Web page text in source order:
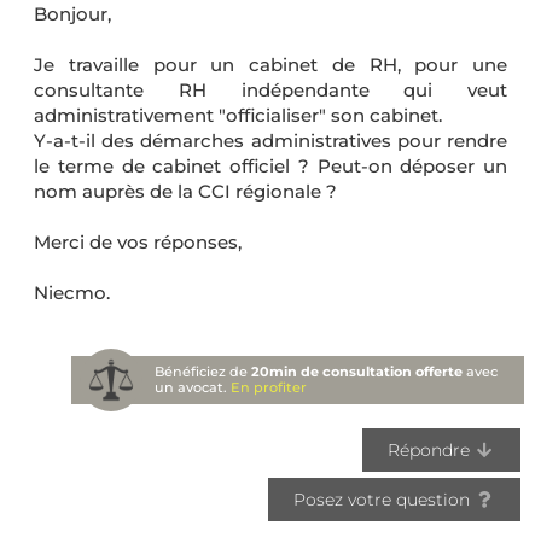
Bonjour,
Je travaille pour un cabinet de RH, pour une
consultante RH indépendante qui veut
administrativement "officialiser" son cabinet.
Y-a-t-il des démarches administratives pour rendre
le terme de cabinet officiel ? Peut-on déposer un
nom auprès de la CCI régionale ?
Merci de vos réponses,
Niecmo.
Bénéficiez de20min de consultation offerte avec
un avocat. En profiter
Répondre
Posez votre question